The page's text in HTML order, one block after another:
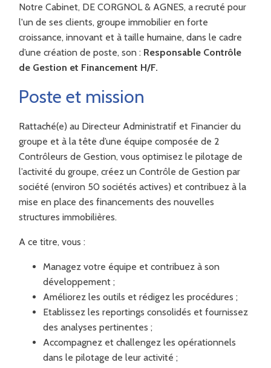
Notre Cabinet, DE CORGNOL & AGNES, a recruté pour
l'un de ses clients, groupe immobilier en forte
croissance, innovant et à taille humaine, dans le cadre
d’une création de poste, son : Responsable Contrôle
de Gestion et Financement H/F.
Poste et mission
Rattaché(e) au Directeur Administratif et Financier du
groupe et à la tête d’une équipe composée de 2
Contrôleurs de Gestion, vous optimisez le pilotage de
l’activité du groupe, créez un Contrôle de Gestion par
société (environ 50 sociétés actives) et contribuez à la
mise en place des financements des nouvelles
structures immobilières.
A ce titre, vous :
Managez votre équipe et contribuez à son
développement ;
Améliorez les outils et rédigez les procédures ;
Etablissez les reportings consolidés et fournissez
des analyses pertinentes ;
Accompagnez et challengez les opérationnels
dans le pilotage de leur activité ;